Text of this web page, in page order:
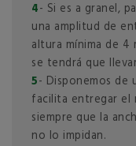
4- Si es a granel,
una amplitud de
altura mínima de 4
se tendrá que
5- Disponemos de
facilita entregar el
siempre que la
no lo impidan.